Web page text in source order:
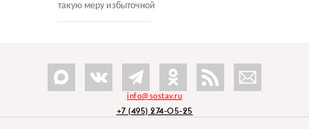
такую меру избыточной
info@sostav.ru
+7 (495) 274-05-25